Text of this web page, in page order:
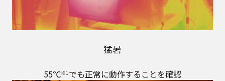
猛暑
55℃※1でも正常に動作することを確認